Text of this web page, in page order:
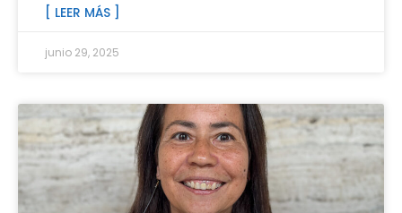
[ LEER MÁS ]
junio 29, 2025